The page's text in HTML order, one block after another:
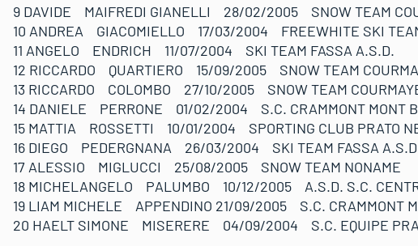
9 DAVIDE MAIFREDI GIANELLI 28/02/2005 SNOW TEAM
10 ANDREA GIACOMIELLO 17/03/2004 FREEWHITE SKI
11 ANGELO ENDRICH 11/07/2004 SKI TEAM FASSA
12 RICCARDO QUARTIERO 15/09/2005 SNOW TEAM
13 RICCARDO COLOMBO 27/10/2005 SNOW TEAM
14 DANIELE PERRONE 01/02/2004 S.C. CRAMMONT
15 MATTIA ROSSETTI 10/01/2004 SPORTING CLUB
16 DIEGO PEDERGNANA 26/03/2004 SKI TEAM FASSA
17 ALESSIO MIGLUCCI 25/08/2005 SNOW TEAM
18 MICHELANGELO PALUMBO 10/12/2005 A.S.D. S.C.
19 LIAM MICHELE APPENDINO 21/09/2005 S.C.
20 HAELT SIMONE MISERERE 04/09/2004 S.C. EQUIPE